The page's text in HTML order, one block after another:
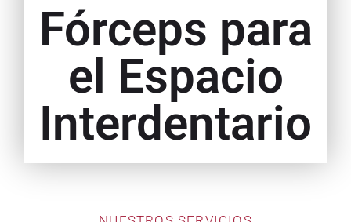
Fórceps para
el Espacio
Interdentario